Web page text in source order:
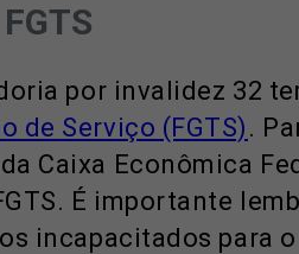
por invalidez 32
de Serviço (FGTS) .
Caixa Econômica
É importante
incapacitados para